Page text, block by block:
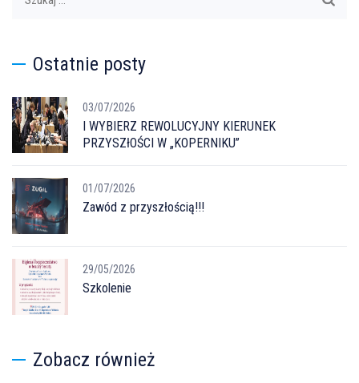
Ostatnie posty
03/07/2026
I WYBIERZ REWOLUCYJNY KIERUNEK
PRZYSZłOŚCI W „KOPERNIKU”
01/07/2026
Zawód z przyszłością!!!
29/05/2026
Szkolenie
Zobacz również